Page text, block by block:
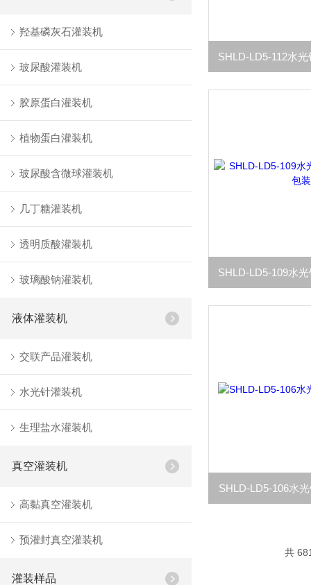
羟基磷灰石灌装机
玻尿酸灌装机
胶原蛋白灌装机
植物蛋白灌装机
玻尿酸含微球灌装机
几丁糖灌装机
透明质酸灌装机
玻璃酸钠灌装机
液体灌装机
交联产品灌装机
水光针灌装机
生理盐水灌装机
真空灌装机
高黏真空灌装机
预灌封真空灌装机
灌装样品
SHLD-LD5-106水
共